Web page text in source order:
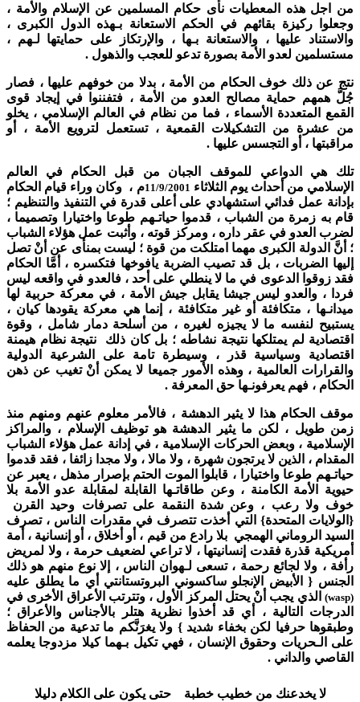
من اجل هذه المعطيات نأى حكام المسلمين عن الإسلام والأمة ،
وجعلوا ركيزة بقائهم في الحكم الاستعانة بـهذه الدول الكبرى ،
والاستناد عليها ، والاستعانة بـها ، والإرتكاز على حمايتها لـهم ،
مستسلمين لعدو الأمة بصورة تدعو للعجب والذهول .
نتج عن ذلك خوف الحكام من الأمة ، بدلا من خوفهم عليها ، فصار
جُلَّ همهم حماية مصالح العدو من الأمة ، فتفننوا في إيجاد قوى
القمع المتعددة الأسماء ، فما من نظام في العالم الإسلامي ، يخلو
من عشرة من التشكيلات القمعية ، تستعمل لترويع الأمة ، أو
مراقبتها ، أو التجسس عليها .
تلك هي الدواعي للموقف الجبان من قبل الحكام في العالم
الإسلامي من أحداث يوم الثلاثاء 11/9/2001م ، وكان وراء قيام الحكام
بإدانة عمل فدائي استشهادي على أعلى قدرة في التنفيذ والتنظيم ؛
قام به زمرة من الشباب ، قدموا حياتـهم طوعا واختيارا وتصميما ،
لضرب العدو في عقر داره ، ومركز قوته ، وأثبت عمل هؤلاء الشباب
؛ أنَّ الدولة الكبرى مهما امتلكت من قوة ؛ ليست بمنأى عن أنْ تصل
إليها الضربات ، بل قد تصيب الضربة يافوخها فتكسره ، أمَّا الحكام
فقد زوقوا الدعوى في ما لا ينطلي على أحد ، فالعدو في واقعه ليس
فردا ، والعدو ليس جيشا يقابل جيش الأمة ، في معركة حربية لها
ميدانـها ، متكافئة أو غير متكافئة ، إنما هي معركة يقودها كيان ،
يستبيح لنفسه ما لا يجيزه لغيره ، من أسلحة دمار شامل ، وقوة
اقتصادية لم يمتلكها نتيجة نشاطه ؛ بل كان ذلك نتيجة نظام هيمنة
اقتصادية وسياسية قذر ، وسيطرة تامة على الشرعية الدولية
والقرارات العالمية ، وهذه الأمور جميعا لا يمكن أنْ تغيب عن ذهن
الحكام ، فهم يعرفونـها حق المعرفة .
موقف الحكام هذا لا يثير الدهشة ، فالأمر معلوم عنهم ومنهم منذ
زمن طويل ، لكن ما يثير الدهشة هو توظيف الإسلام ، والمراكز
الإسلامية ، وبعض الحركات الإسلامية ، في إدانة عمل هؤلاء الشباب
المقدام ، الذين لا يرتجون شهرة ، ولا مالا ، ولا مجدا زائفا ، فقد قدموا
حياتـهم طوعا واختيارا ، قابلوا الموت الحتم بإصرار مذهل ، يعبر عن
حيوية الأمة الكامنة ، وعن طاقاتـها القابلة لمقابلة عدو الأمة بلا
خوف ولا رعب ، وعن شدة النقمة على تصرفات وحيد القرن
{الولايات المتحدة} التي أخذت تتصرف في مقدرات الناس ، تصرف
السيد الروماني الهمجي بلا رادع من قيم ، أو أخلاق ، أو إنسانية ، أمة
أمريكية قذرة فقدت إنسانيتها ، لا تراعي لضعيف حرمة ، ولا لمريض
رأفة ، ولا لجائع رحمة ، تسعى لـهوان الناس ، إلا نوع منهم هو ذلك
الجنس { الأبيض الإنجلو ساكسوني البروتستانتي أي ما يطلق عليه
(wasp)
الذي يجب أنْ يحتل المركز الأول ، وتترتب الأعراق الأخرى في
الدرجات التالية ، أي قد أخذوا نظرية هتلر بالأجناس والأعراق ؛
وطبقوها حرفيا لكن بخفاء شديد } ولا يغرَنَّكم ما تدعية من الحفاظ
على الـحريات وحقوق الإنسان ، فهي تكيل بـهما كيلا مزدوجا يعلمه
القاصي والداني .
لا يخدعنك من خطيب خطبة حتى يكون على الكلام دليلا